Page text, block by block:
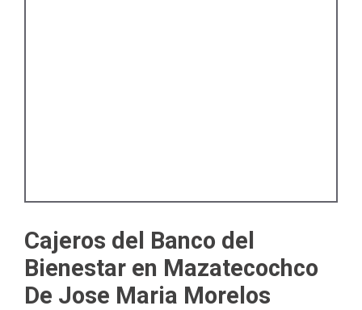
Cajeros del Banco del
Bienestar en Mazatecochco
De Jose Maria Morelos